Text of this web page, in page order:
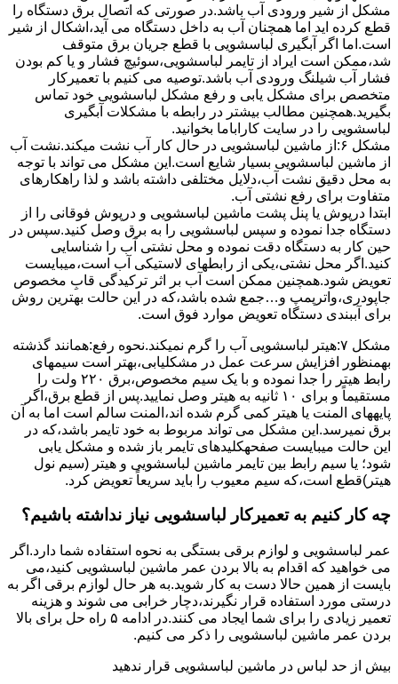
مشکل از شیر ورودی آب باشد.در صورتی که اتصال برق دستگاه را
قطع کرده اید اما همچنان آب به داخل دستگاه می آید،اشکال از شیر
است.اما اگر آبگیری لباسشویی با قطع جریان برق متوقف
شد،ممکن است ایراد از تایمر لباسشویی،سوئیچ فشار و یا کم بودن
فشار آب شیلنگ ورودی آب باشد.توصیه می کنیم با تعمیرکار
متخصص برای مشکل یابی و رفع مشکل لباسشویی خود تماس
بگیرید.همچنین مطالب بیشتر در رابطه با مشکلات آبگیری
لباسشویی را در سایت کاراباما بخوانید.
مشکل ۶:از ﻣﺎﺷﯿﻦ لباسشویی در ﺣﺎل ﮐﺎر آب ﻧﺸﺖ میکند.نشت آب
از ماشین لباسشویی بسیار شایع است.این مشکل می تواند با توجه
به محل دقیق نشت آب،دلایل مختلفی داشته باشد و لذا راهکارهای
متفاوت برای رفع نشتی آب.
ابتدا درپوش یا پنل ﭘﺸﺖ ﻣﺎﺷﯿﻦ لباسشویی و درپوش ﻓﻮﻗﺎﻧﯽ را از
دستگاه ﺟﺪا ﻧﻤﻮده و ﺳﭙﺲ لباسشویی را ﺑﻪ ﺑﺮق وصل ﮐﻨﯿﺪ.سپس در
حین کار به دستگاه دقت نموده و ﻣﺤﻞ نشتی آب را ﺷﻨﺎﺳﺎﯾﯽ
کنید.اﮔﺮ ﻣﺤﻞ نشتی،ﯾﮑﯽ از رابطهای ﻻﺳﺘﯿﮑﯽ آب اﺳﺖ،میبایست
ﺗﻌﻮﯾﺾ شود.همچنین ﻣﻤﮑﻦ اﺳﺖ آب بر اثر ﺗﺮﮐﯿﺪﮔﯽ قابِ ﻣﺨﺼﻮص
ﺟﺎﭘﻮدری،واترپمپ و…جمع شده ﺑﺎﺷﺪ،ﮐﻪ در این حالت بهترین روش
برای آببندی دستگاه ﺗﻌﻮﯾﺾ ﻣﻮارد ﻓﻮق اﺳﺖ.
مشکل ۷:ﻫﯿﺘﺮ لباسشویی آب را ﮔﺮم نمیکند.نحوه رﻓﻊ:ﻫﻤﺎﻧﻨﺪ ﮔﺬﺷﺘﻪ
بهمنظور اﻓﺰاﯾﺶ ﺳﺮﻋﺖ ﻋﻤﻞ در مشکلیابی،بهتر است سیمهای
راﺑﻂ ﻫﯿﺘﺮ را ﺟﺪا ﻧﻤﻮده و ﺑﺎ ﯾﮏ ﺳﯿﻢ ﻣﺨﺼﻮص،برق ۲۲۰ ولت را
مستقیماً و برای ۱۰ ﺛﺎﻧﯿﻪ ﺑﻪ ﻫﯿﺘﺮ وصل نمایید.ﭘﺲ از ﻗﻄﻊ ﺑﺮق،اﮔﺮ
پایههای اﻟﻤﻨﺖ یا هیتر کمی ﮔﺮم ﺷﺪه اند،اﻟﻤﻨﺖ ﺳﺎﻟﻢ است اما ﺑﻪ آن
ﺑﺮق نمیرسد.اﯾﻦ ﻣﺸﮑﻞ می تواند مربوط به ﺧﻮد ﺗﺎﯾﻤﺮ باشد،ﮐﻪ در
این حالت میبایست صفحهکلیدهای ﺗﺎﯾﻤﺮ باز شده و مشکل یابی
شود؛ ﯾﺎ ﺳﯿﻢ راﺑﻂ ﺑﯿﻦ ﺗﺎﯾﻤﺮ ماشین لباسشویی و ﻫﯿﺘﺮ (سیم ﻧﻮل
ﻫﯿﺘﺮ)ﻗﻄﻊ اﺳﺖ،ﮐﻪ ﺳﯿﻢ ﻣﻌﯿﻮب را ﺑﺎﯾﺪ سریعاً ﺗﻌﻮﯾﺾ کرد.
چه کار کنیم به تعمیرکار لباسشویی نیاز نداشته باشیم؟
عمر لباسشویی و لوازم برقی بستگی به نحوه استفاده شما دارد.اگر
می خواهید که اقدام به بالا بردن عمر ماشین لباسشویی کنید،می
بایست از همین حالا دست به کار شوید.به هر حال لوازم برقی اگر به
درستی مورد استفاده قرار نگیرند،دچار خرابی می شوند و هزینه
تعمیر زیادی را برای شما ایجاد می کنند.در ادامه ۵ راه حل برای بالا
بردن عمر ماشین لباسشویی را ذکر می کنیم.
بیش از حد لباس در ماشین لباسشویی قرار ندهید